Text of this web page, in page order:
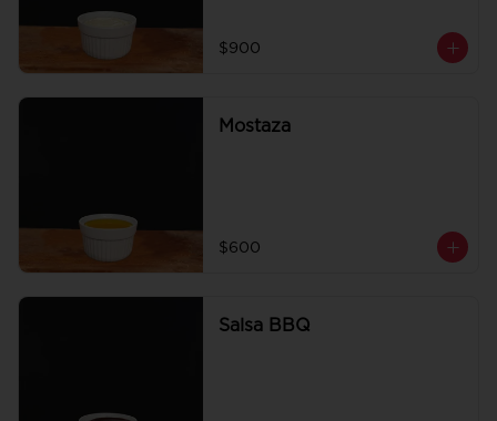
$900
Mostaza
$600
Salsa BBQ